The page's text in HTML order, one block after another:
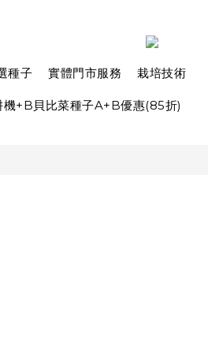
種子 實體門市服務 栽培技術
機+B貝比菜種子A+B優惠(85折)